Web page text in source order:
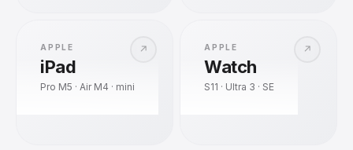
↗
APPLE
iPad
Pro M5 · Air M4 · mini
↗
APPLE
Watch
S11 · Ultra 3 · SE